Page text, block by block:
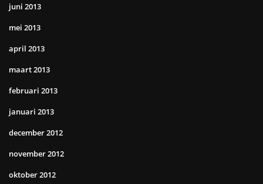
juni 2013
mei 2013
april 2013
maart 2013
februari 2013
januari 2013
december 2012
november 2012
oktober 2012